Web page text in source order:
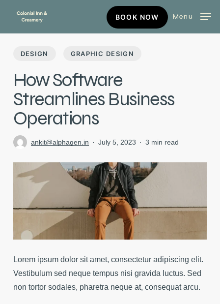
main
BOOK NOW
BOOK
NOW
Menu
DESIGN GRAPHIC DESIGN
How Software
Streamlines Business
Operations
ankit@alphagen.in July 5, 2023 3 min read
Lorem ipsum dolor sit amet, consectetur adipiscing elit.
Vestibulum sed neque tempus nisi gravida luctus. Sed
non tortor sodales, pharetra neque at, consequat arcu.